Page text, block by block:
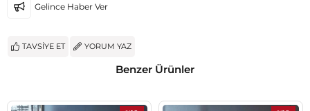
Gelince Haber Ver
TAVSIYE ET YORUM YAZ
Benzer Ürünler